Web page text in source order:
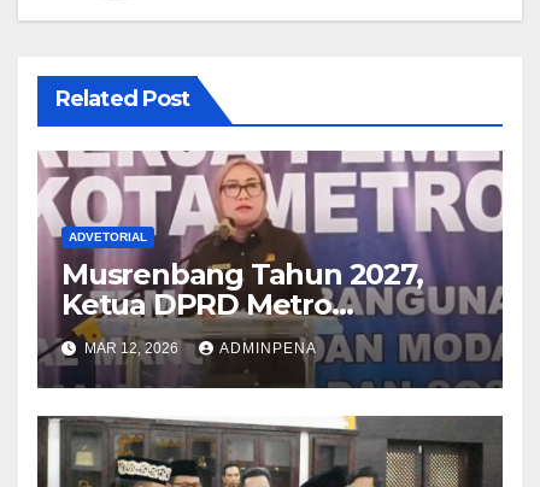
Related Post
ADVETORIAL
Musrenbang Tahun 2027,
Ketua DPRD Metro
Sampaikan Soal Infrastruktur
hingga Ketahanan Pangan
MAR 12, 2026 ADMINPENA